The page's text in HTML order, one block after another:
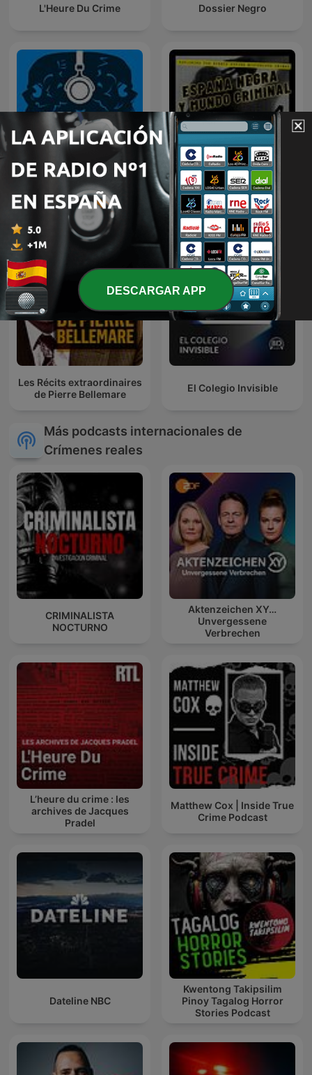
L'Heure Du Crime Dossier Negro
Terrores Nocturnos
ESPAÑA NEGRA Y MUNDO
CRIMINAL: TRUE CRIME
Les Récits extraordinaires
de Pierre Bellemare
El Colegio Invisible
Más podcasts internacionales de
Crímenes reales
CRIMINALISTA
NOCTURNO
Aktenzeichen XY…
Unvergessene
Verbrechen
L’heure du crime : les
archives de Jacques
Pradel
Matthew Cox | Inside True
Crime Podcast
Dateline NBC
Kwentong Takipsilim
Pinoy Tagalog Horror
Stories Podcast
DESCARGAR APP